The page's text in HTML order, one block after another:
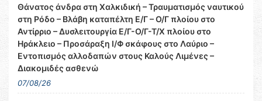
Θάνατος άνδρα στη Χαλκιδική – Τραυματισμός ναυτικού
στη Ρόδο – Βλάβη καταπέλτη Ε/Γ – Ο/Γ πλοίου στο
Αντίρριο – Δυσλειτουργία Ε/Γ-Ο/Γ-Τ/Χ πλοίου στο
Ηράκλειο – Προσάραξη Ι/Φ σκάφους στο Λαύριο –
Εντοπισμός αλλοδαπών στους Καλούς Λιμένες –
Διακομιδές ασθενώ
07/08/26